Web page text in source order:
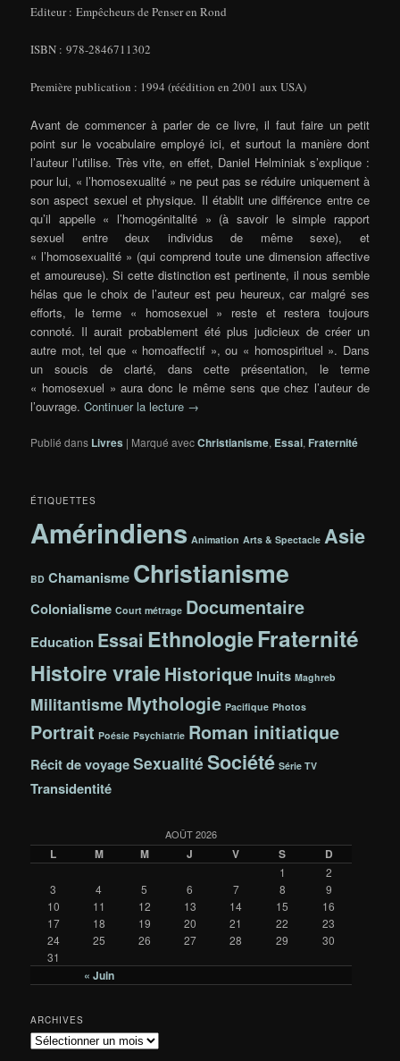
Editeur : Empêcheurs de Penser en Rond
ISBN : 978-2846711302
Première publication : 1994 (réédition en 2001 aux USA)
Avant de commencer à parler de ce livre, il faut faire un petit
point sur le vocabulaire employé ici, et surtout la manière dont
l’auteur l’utilise. Très vite, en effet, Daniel Helminiak s’explique :
pour lui, « l’homosexualité » ne peut pas se réduire uniquement à
son aspect sexuel et physique. Il établit une différence entre ce
qu’il appelle « l’homogénitalité » (à savoir le simple rapport
sexuel entre deux individus de même sexe), et
« l’homosexualité » (qui comprend toute une dimension affective
et amoureuse). Si cette distinction est pertinente, il nous semble
hélas que le choix de l’auteur est peu heureux, car malgré ses
efforts, le terme « homosexuel » reste et restera toujours
connoté. Il aurait probablement été plus judicieux de créer un
autre mot, tel que « homoaffectif », ou « homospirituel ». Dans
un soucis de clarté, dans cette présentation, le terme
« homosexuel » aura donc le même sens que chez l’auteur de
l’ouvrage.Continuer la lecture →
Publié dans Livres | Marqué avecChristianisme, Essai, Fraternité
ÉTIQUETTES
Amérindiens Animation Arts & Spectacle Asie
BD Chamanisme Christianisme
Colonialisme Court métrage Documentaire
Education Essai EthnologieFraternité
Histoire vraieHistorique Inuits Maghreb
Militantisme Mythologie Pacifique Photos
Portrait Poésie Psychiatrie Roman initiatique
Récit de voyageSexualitéSociété Série TV
Transidentité
AOÛT 2026
L M M J V S D
« Juin
1
2
3
4 5 6 7 8
9
10
11 12 13 14 15
16
17
18 19 20 21 22
23
24
25 26 27 28 29
30
31
ARCHIVES
A